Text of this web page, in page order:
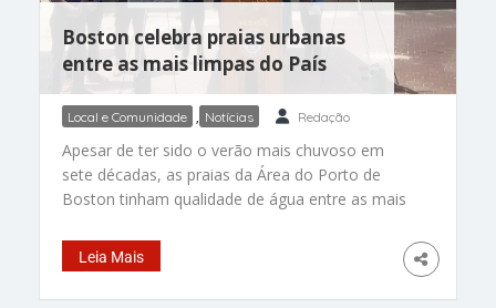
Boston celebra praias urbanas
entre as mais limpas do País
Local e Comunidade , Notícias Redação
Apesar de ter sido o verão mais chuvoso em
sete décadas, as praias da Área do Porto de
Boston tinham qualidade de água entre as mais
Sul de Boston abriga as praias urbanas mais
limpas do país, disse um grupo de defesa, ontem
(11). A classificação
Leia Mais